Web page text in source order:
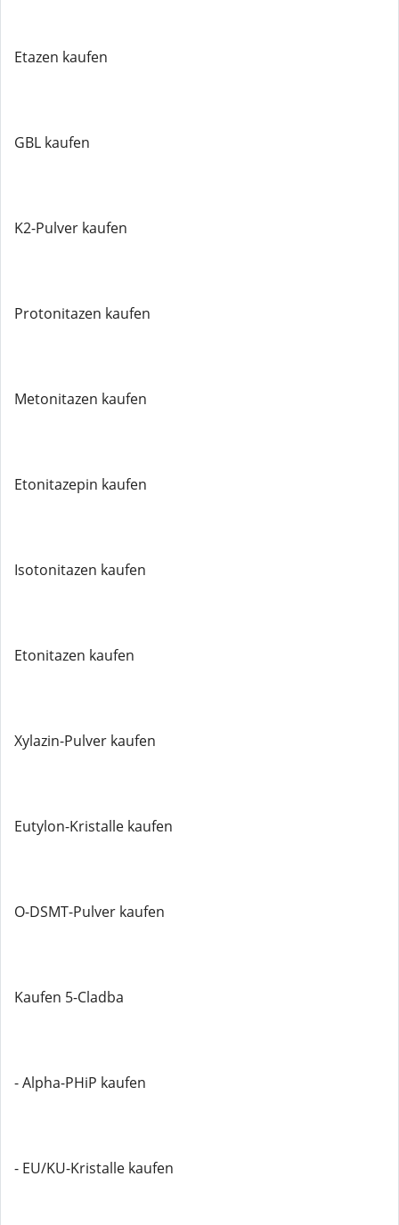
Etazen kaufen
GBL kaufen
K2-Pulver kaufen
Protonitazen kaufen
Metonitazen kaufen
Etonitazepin kaufen
Isotonitazen kaufen
Etonitazen kaufen
Xylazin-Pulver kaufen
Eutylon-Kristalle kaufen
O-DSMT-Pulver kaufen
Kaufen 5-Cladba
- Alpha-PHiP kaufen
- EU/KU-Kristalle kaufen